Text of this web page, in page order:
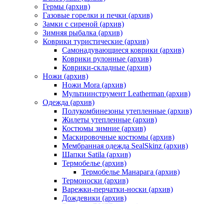
Гермы (архив)
Газовые горелки и печки (архив)
Замки с сиреной (архив)
Зимняя рыбалка (архив)
Коврики туристические (архив)
Самонадувающиеся коврики (архив)
Коврики рулонные (архив)
Коврики-складные (архив)
Ножи (архив)
Ножи Mora (архив)
Мультиинструмент Leatherman (архив)
Одежда (архив)
Полукомбинезоны утепленные (архив)
Жилеты утепленные (архив)
Костюмы зимние (архив)
Маскировочные костюмы (архив)
Мембранная одежда SealSkinz (архив)
Шапки Satila (архив)
Термобелье (архив)
Термобелье Манарага (архив)
Термоноски (архив)
Варежки-перчатки-носки (архив)
Дождевики (архив)